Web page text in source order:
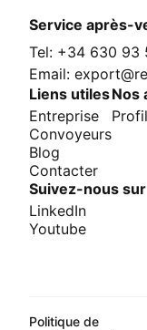
Service après-
Tel: +34 630 93
Email:
Liens utiles
Entreprise
Convoyeurs
Blog
Contacter
Nos
Suivez-nous sur
LinkedIn
Youtube
Politique de